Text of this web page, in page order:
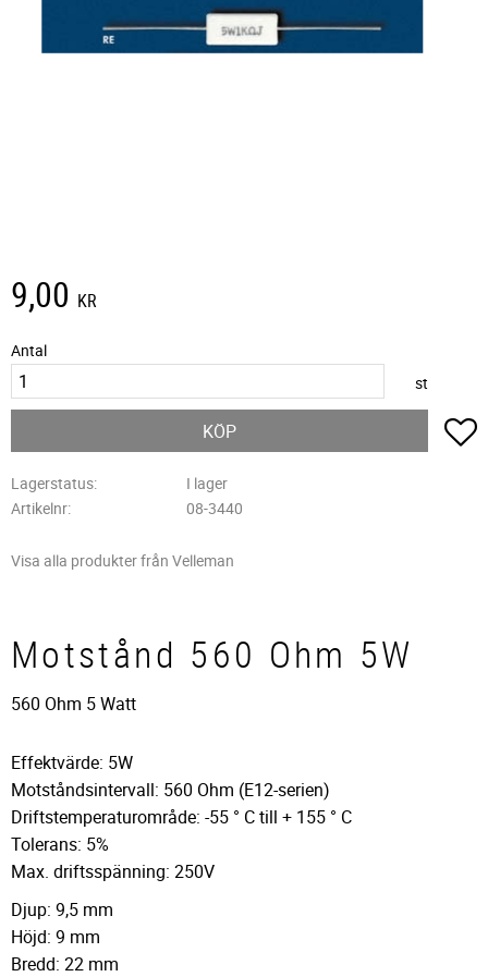
9,00 KR
Antal
st
KÖP
Lagerstatus
I lager
Artikelnr
08-3440
Visa alla produkter från Velleman
Motstånd 560 Ohm 5W
560 Ohm 5 Watt
Effektvärde: 5W
Motståndsintervall: 560 Ohm (E12-serien)
Driftstemperaturområde: -55 ° C till + 155 ° C
Tolerans: 5%
Max. driftsspänning: 250V
Djup: 9,5 mm
Höjd: 9 mm
Bredd: 22 mm